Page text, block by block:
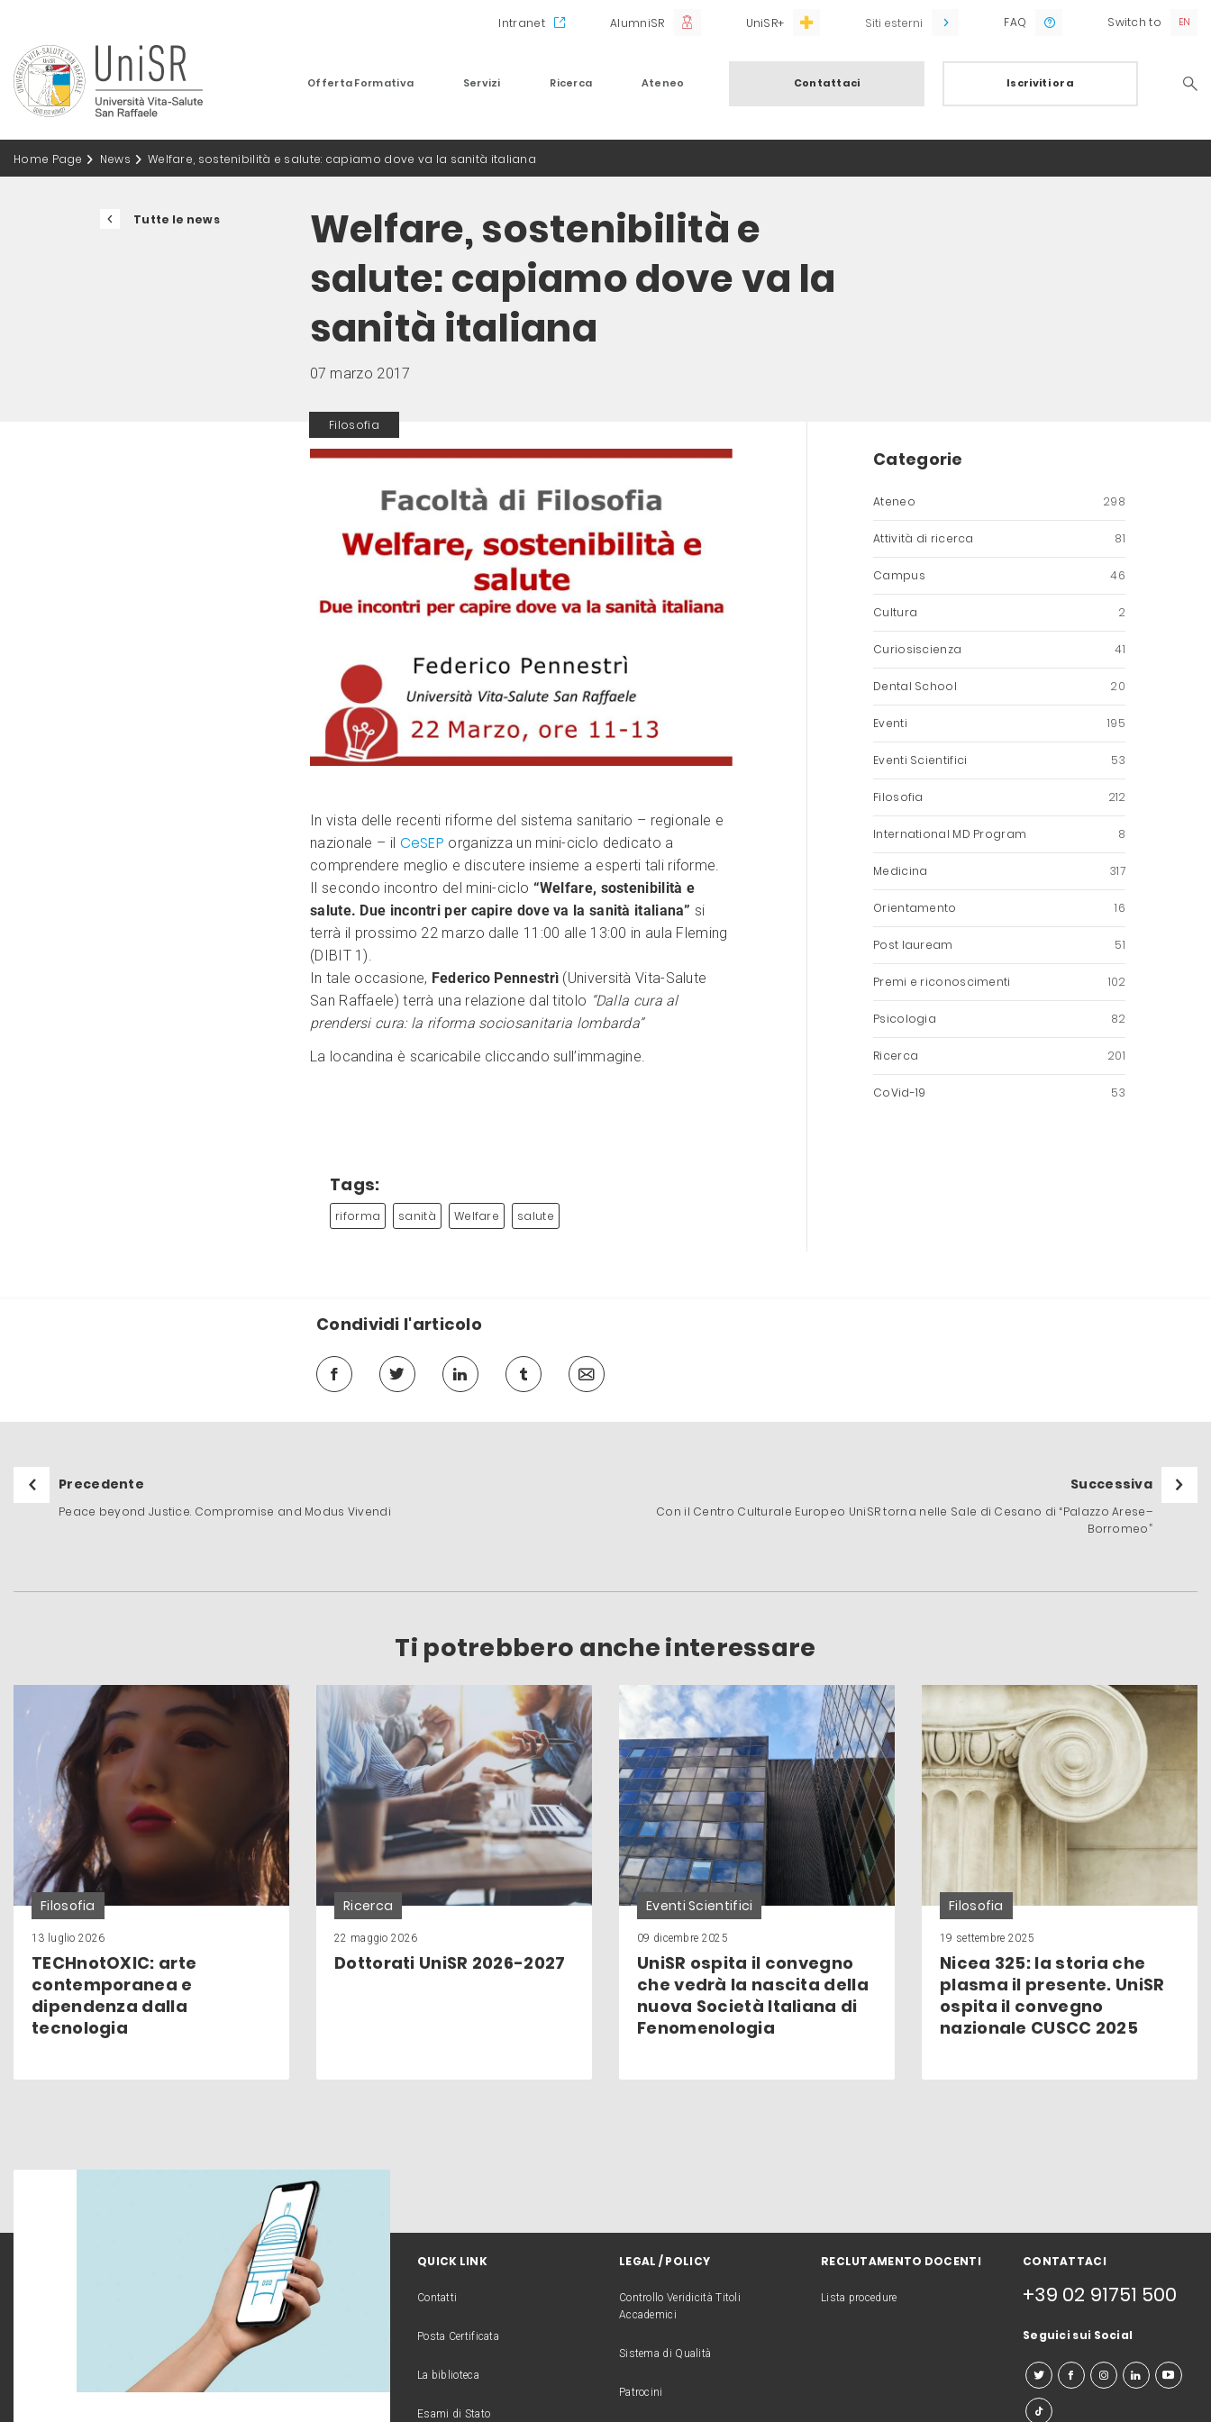
Intranet AlumniSR UniSR+ Siti esterni FAQ Switch to
Offerta Formativa Servizi Ricerca Ateneo Contattaci Iscriviti ora
Home Page News Welfare, sostenibilità e salute: capiamo dove va la sanità italiana
Tutte le news
Welfare, sostenibilità e
salute: capiamo dove va la
sanità italiana
07 marzo 2017
Filosofia
In vista delle recenti riforme del sistema sanitario – regionale e
nazionale – il CeSEP organizza un mini-ciclo dedicato a
comprendere meglio e discutere insieme a esperti tali riforme.
Il secondo incontro del mini-ciclo “Welfare, sostenibilità e
salute. Due incontri per capire dove va la sanità italiana” si
terrà il prossimo 22 marzo dalle 11:00 alle 13:00 in aula Fleming
(DIBIT 1).
In tale occasione, Federico Pennestrì (Università Vita-Salute
San Raffaele) terrà una relazione dal titolo “Dalla cura al
prendersi cura: la riforma sociosanitaria lombarda”
La locandina è scaricabile cliccando sull’immagine.
Tags:
riforma sanità Welfare salute
Categorie
Ateneo 298
Attività di ricerca 81
Campus 46
Cultura 2
Curiosiscienza 41
Dental School 20
Eventi 195
Eventi Scientifici 53
Filosofia 212
International MD Program 8
Medicina 317
Orientamento 16
Post lauream 51
Premi e riconoscimenti 102
Psicologia 82
Ricerca 201
CoVid-19 53
Condividi l'articolo
Precedente
Peace beyond Justice. Compromise and Modus Vivendi
Successiva
Con il Centro Culturale Europeo UniSR torna nelle Sale di Cesano di “Palazzo Arese–
Borromeo”
Ti potrebbero anche interessare
Filosofia
13 luglio 2026
TECHnotOXIC: arte
contemporanea e
dipendenza dalla
tecnologia
Ricerca
22 maggio 2026
Dottorati UniSR 2026-2027
Eventi Scientifici
09 dicembre 2025
UniSR ospita il convegno
che vedrà la nascita della
nuova Società Italiana di
Fenomenologia
Filosofia
19 settembre 2025
Nicea 325: la storia che
plasma il presente. UniSR
ospita il convegno
nazionale CUSCC 2025
QUICK LINK
Contatti
Posta Certificata
La biblioteca
Esami di Stato
LEGAL / POLICY
Controllo Veridicità Titoli
Accademici
Sistema di Qualità
Patrocini
RECLUTAMENTO DOCENTI
Lista procedure
CONTATTACI
+39 02 91751 500
Seguici sui Social